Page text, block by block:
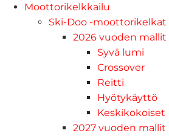
Moottorikelkkailu
Ski-Doo -moottorikelkat
2026 vuoden mallit
Syvä lumi
Crossover
Reitti
Hyötykäyttö
Keskikokoiset
2027 vuoden mallit